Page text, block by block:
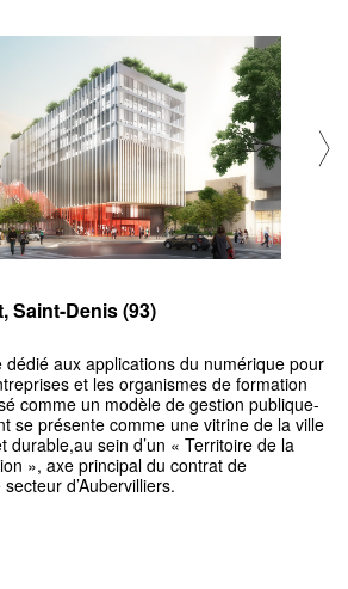
Saint-Denis (93)
aux applications du numérique pour
et les organismes de formation
comme un modèle de gestion publique-
se présente comme une vitrine de la ville
durable,au sein d’un « Territoire de la
», axe principal du contrat de
d’Aubervilliers.